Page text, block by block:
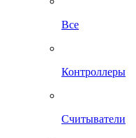
Все
Контроллеры
Считыватели